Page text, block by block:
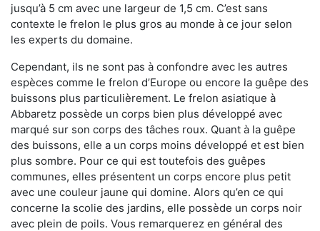
jusqu’à 5 cm avec une largeur de 1,5 cm. C’est sans
contexte le frelon le plus gros au monde à ce jour selon
les experts du domaine.
Cependant, ils ne sont pas à confondre avec les autres
espèces comme le frelon d’Europe ou encore la guêpe des
buissons plus particulièrement. Le frelon asiatique à
Abbaretz possède un corps bien plus développé avec
marqué sur son corps des tâches roux. Quant à la guêpe
des buissons, elle a un corps moins développé et est bien
plus sombre. Pour ce qui est toutefois des guêpes
communes, elles présentent un corps encore plus petit
avec une couleur jaune qui domine. Alors qu’en ce qui
concerne la scolie des jardins, elle possède un corps noir
avec plein de poils. Vous remarquerez en général des